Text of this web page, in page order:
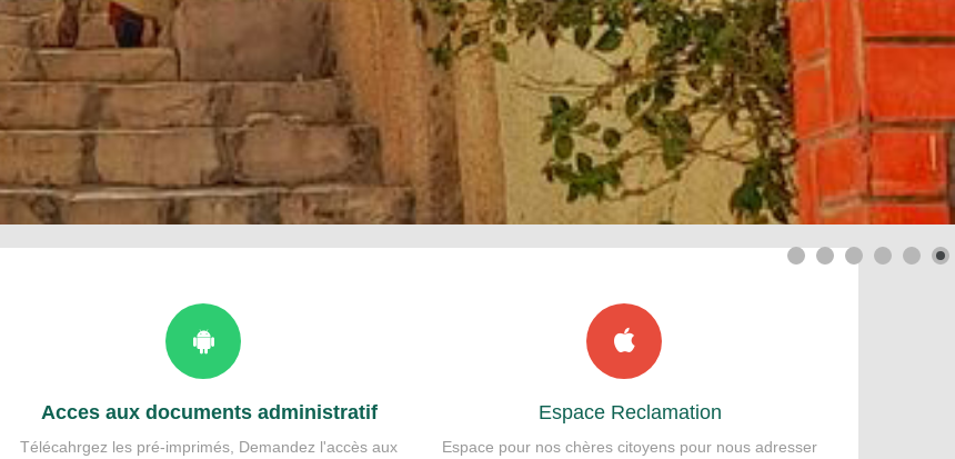
Espace Reclamation
Espace pour nos chères citoyens pour nous adresser
Acces aux documents administratif
Télécahrgez les pré-imprimés, Demandez l'accès aux